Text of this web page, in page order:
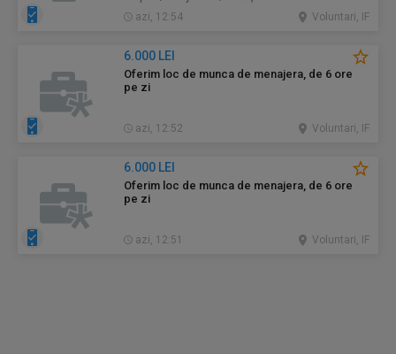
azi, 12:54
Voluntari, IF
6.000 LEI
Oferim loc de munca de menajera, de 6 ore
pe zi
azi, 12:52 Voluntari, IF
6.000 LEI
Oferim loc de munca de menajera, de 6 ore
pe zi
azi, 12:51 Voluntari, IF